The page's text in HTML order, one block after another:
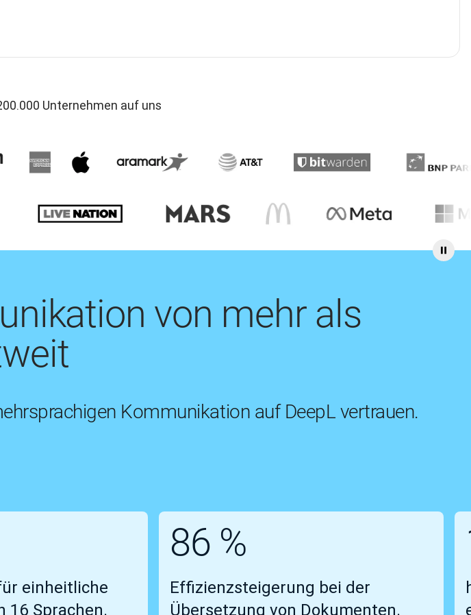
Unternehmen auf uns
von mehr als
Kommunikation auf DeepL vertrauen.
einheitliche
16 Sprachen.
86 %
Effizienzsteigerung bei der
Übersetzung von Dokumenten.